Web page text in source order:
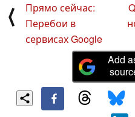
⟨
Прямо сейчас:
Перебои в
сервисах Google
Add